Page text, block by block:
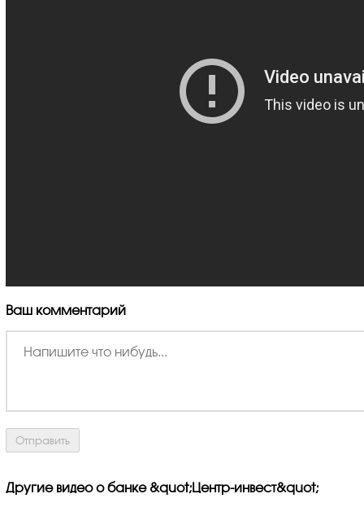
Ваш комментарий
Другие видео о банке &quot;Центр-инвест&quot;